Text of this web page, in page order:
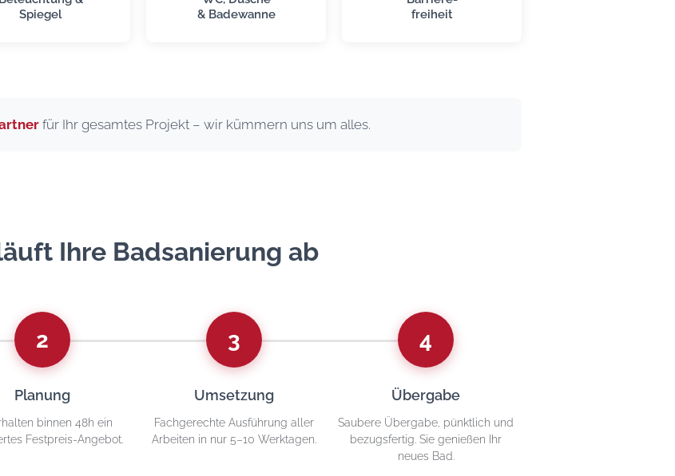
Spiegel
& Badewanne
freiheit
für Ihr gesamtes Projekt – wir kümmern uns um alles.
Ihre Badsanierung ab
2
Planung
binnen 48h ein
Festpreis-Angebot.
3
Umsetzung
Fachgerechte Ausführung aller
Arbeiten in nur 5–10 Werktagen.
4
Übergabe
Saubere Übergabe, pünktlich und
bezugsfertig. Sie genießen Ihr
neues Bad.